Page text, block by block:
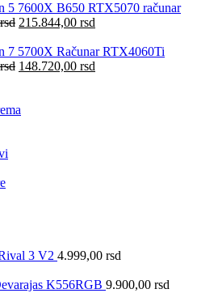
5 7600X B650 RTX5070 računar
rsd 215.844,00 rsd
7 5700X Računar RTX4060Ti
rsd 148.720,00 rsd
3 V2 4.999,00 rsd
K556RGB 9.900,00 rsd